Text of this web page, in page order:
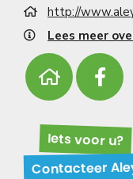
http://
Lees meer
Iets voor u?
Contacteer